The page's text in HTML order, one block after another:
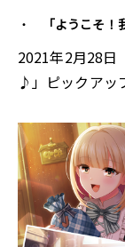
「ようこそ
2021年2月28日
♪」ピックアッ